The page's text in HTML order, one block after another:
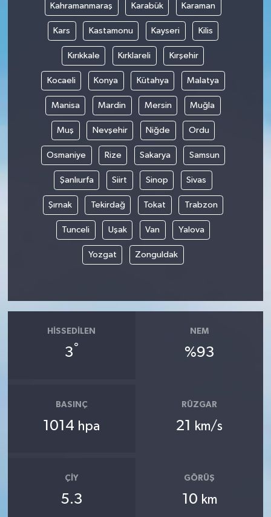
Kahramanmaraş Karabük Karaman
Kars Kastamonu Kayseri Kilis
Kırıkkale Kırklareli Kırşehir
Kocaeli Konya Kütahya Malatya
Manisa Mardin Mersin Muğla
Muş Nevşehir Niğde Ordu
Osmaniye Rize Sakarya Samsun
Şanlıurfa Siirt Sinop Sivas
Şırnak Tekirdağ Tokat Trabzon
Tunceli Uşak Van Yalova
Yozgat Zonguldak
HISSEDILEN
3°
NEM
%93
BASINÇ
1014 hpa
RÜZGAR
21 km/s
ÇIY
5.3
GÖRÜŞ
10 km